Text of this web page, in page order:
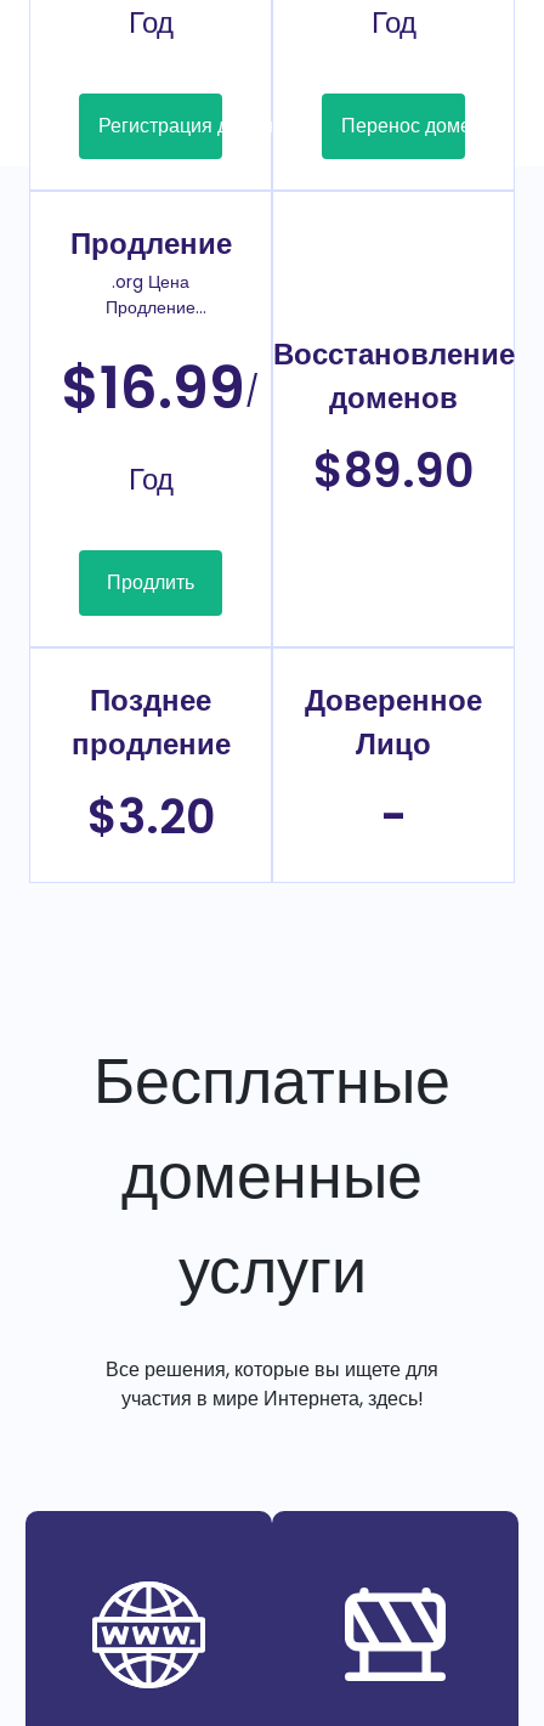
Год
Регистрация домена
Год
Перенос домена
Продление
.org Цена
Продление
$16.99/
Год
Продлить
Восстановление
доменов
$89.90
Позднее
продление
$3.20
Доверенное
Лицо
-
Бесплатные
доменные
услуги
Все решения, которые вы ищете для
участия в мире Интернета, здесь!